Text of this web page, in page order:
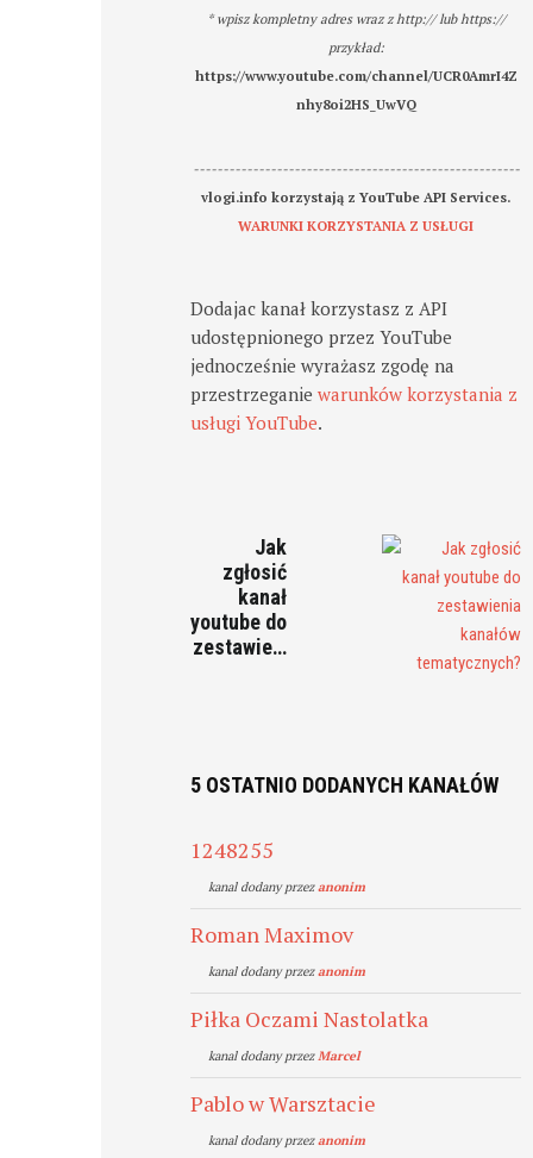
* wpisz kompletny adres wraz z http:// lub https://
przykład:
https://www.youtube.com/channel/UCR0AmrI4Z
nhy8oi2HS_UwVQ
-------------------------------------------------------
vlogi.info korzystają z YouTube API Services.
WARUNKI KORZYSTANIA Z USŁUGI
Dodajac kanał korzystasz z API
udostępnionego przez YouTube
jednocześnie wyrażasz zgodę na
przestrzeganiewarunków korzystania z
usługi YouTube.
Jak
zgłosić
kanał
youtube do
zestawie…
5 OSTATNIO DODANYCH KANAŁÓW
1248255
kanal dodany przezanonim
Roman Maximov
kanal dodany przezanonim
Piłka Oczami Nastolatka
kanal dodany przezMarcel
Pablo w Warsztacie
kanal dodany przezanonim